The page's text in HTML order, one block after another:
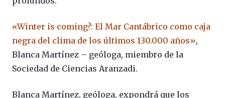
«Winter is coming?: El Mar Cantábrico como caja
negra del clima de los últimos 130.000 años»,
Blanca Martínez – geóloga, miembro de la
Sociedad de Ciencias Aranzadi.
Blanca Martínez, geóloga, expondrá que los